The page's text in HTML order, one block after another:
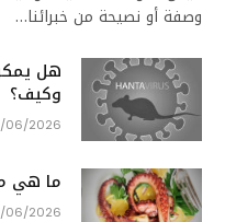
وصفة أو نصيحة من خبرائنا…
هل
وكيف؟
06/2026
ما هي
06/2026